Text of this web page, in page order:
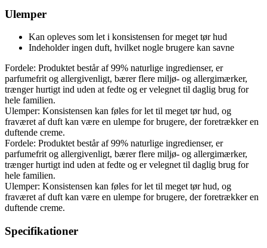
Ulemper
Kan opleves som let i konsistensen for meget tør hud
Indeholder ingen duft, hvilket nogle brugere kan savne
Fordele: Produktet består af 99% naturlige ingredienser, er
parfumefrit og allergivenligt, bærer flere miljø- og allergimærker,
trænger hurtigt ind uden at fedte og er velegnet til daglig brug for
hele familien.
Ulemper: Konsistensen kan føles for let til meget tør hud, og
fraværet af duft kan være en ulempe for brugere, der foretrækker en
duftende creme.
Fordele: Produktet består af 99% naturlige ingredienser, er
parfumefrit og allergivenligt, bærer flere miljø- og allergimærker,
trænger hurtigt ind uden at fedte og er velegnet til daglig brug for
hele familien.
Ulemper: Konsistensen kan føles for let til meget tør hud, og
fraværet af duft kan være en ulempe for brugere, der foretrækker en
duftende creme.
Specifikationer